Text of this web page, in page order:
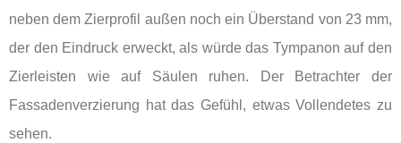
neben dem Zierprofil außen noch ein Überstand von 23 mm,
der den Eindruck erweckt, als würde das Tympanon auf den
Zierleisten wie auf Säulen ruhen. Der Betrachter der
Fassadenverzierung hat das Gefühl, etwas Vollendetes zu
sehen.